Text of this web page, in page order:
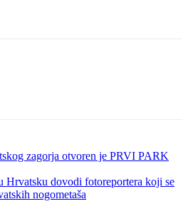
zagorja otvoren je PRVI PARK
Hrvatsku dovodi fotoreportera koji se
nogometaša